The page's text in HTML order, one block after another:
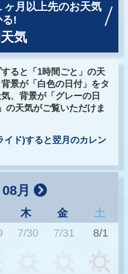
ヶ月以上先のお天気
る!
気
ると「1時間ごと」の天
景が「白色の日付」をタ
、背景が「グレーの日
の天気がご覧いただけま
イド)すると翌月のカレン
月
木 金
土
7/30 7/31 8/1